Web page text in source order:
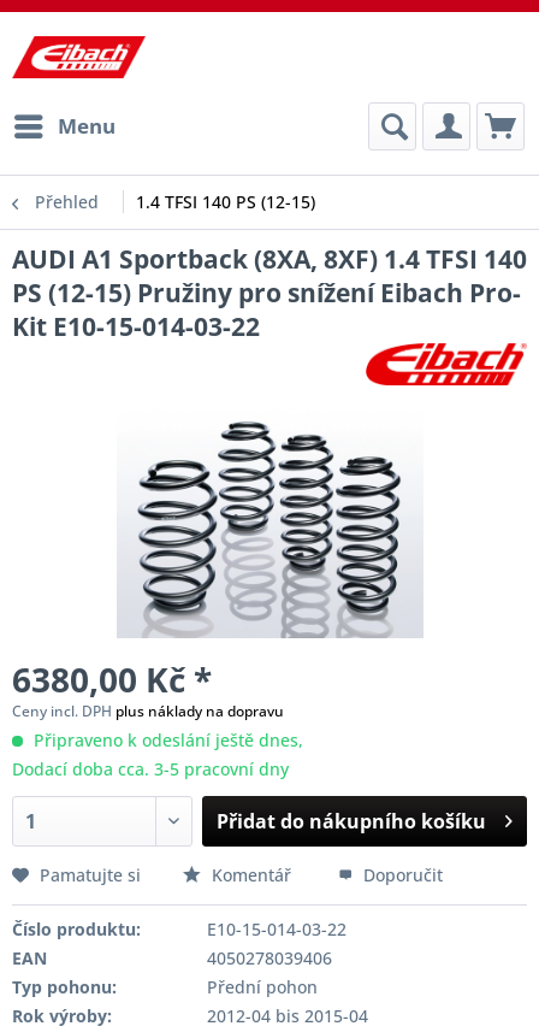
Menu
Přehled 1.4 TFSI 140 PS (12-15)
AUDI A1 Sportback (8XA, 8XF) 1.4 TFSI 140
PS (12-15) Pružiny pro snížení Eibach Pro-
Kit E10-15-014-03-22
6380,00 Kč *
Ceny incl. DPH plus náklady na dopravu
Připraveno k odeslání ještě dnes,
Dodací doba cca. 3-5 pracovní dny
Přidat do nákupního košíku
Pamatujte si Komentář Doporučit
Číslo produktu:
E10-15-014-03-22
EAN
4050278039406
Typ pohonu:
Přední pohon
Rok výroby:
2012-04 bis 2015-04